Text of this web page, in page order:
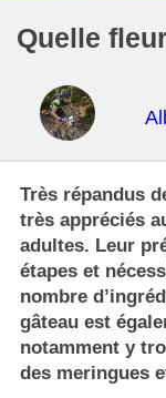
Quelle
Très répandus
très appréciés
adultes. Leur
étapes et
nombre
gâteau est
notamment y
des meringues